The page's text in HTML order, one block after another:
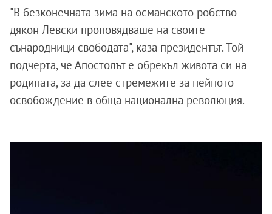
"В безконечната зима на османското робство
дякон Левски проповядваше на своите
сънародници свободата", каза президентът. Той
подчерта, че Апостолът е обрекъл живота си на
родината, за да слее стремежите за нейното
освобождение в обща национална революция.